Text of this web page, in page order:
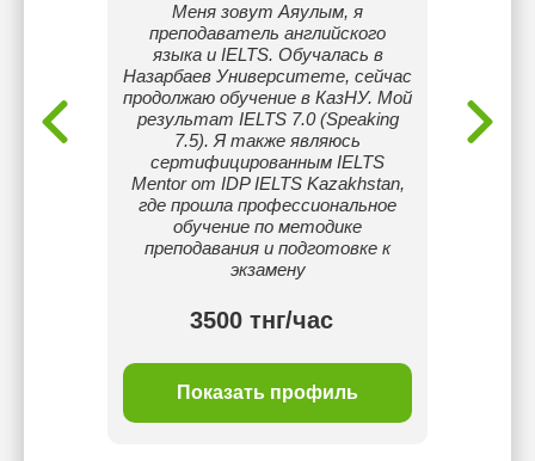
Меня зовут Аяулым, я
преподаватель английского
языка и IELTS. Обучалась в
Назарбаев Университете, сейчас
продолжаю обучение в КазНУ. Мой
результат IELTS 7.0 (Speaking
7.5). Я также являюсь
сертифицированным IELTS
Mentor от IDP IELTS Kazakhstan,
где прошла профессиональное
обучение по методике
преподавания и подготовке к
экзамену
3500 тнг/час
Показать профиль
через